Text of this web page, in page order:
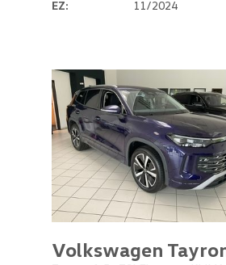
EZ:
11/2024
Volkswagen